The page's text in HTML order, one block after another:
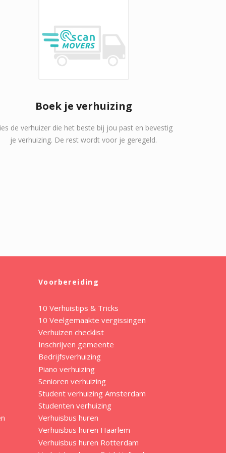
Boek je verhuizing
de verhuizer die het beste bij jou past en bevestig
je verhuizing. De rest wordt voor je geregeld.
Voorbereiding
10 Verhuistips & Tricks
10 Veelgemaakte vergissingen
Verhuizen checklist
Inschrijven gemeente
Bedrijfsverhuizing
Piano verhuizing
Senioren verhuizing
Student verhuizing Amsterdam
Studenten verhuizing
Verhuisbus huren
Verhuisbus huren Haarlem
Verhuisbus huren Rotterdam